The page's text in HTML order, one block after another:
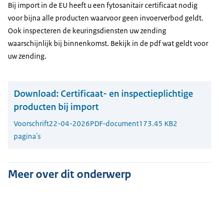
Bij import in de EU heeft u een fytosanitair certificaat nodig
voor bijna alle producten waarvoor geen invoerverbod geldt.
Ook inspecteren de keuringsdiensten uw zending
waarschijnlijk bij binnenkomst. Bekijk in de pdf wat geldt voor
uw zending.
Download: Certificaat- en inspectieplichtige
producten bij import
Voorschrift22-04-2026PDF-document173.45 KB2
pagina's
Meer over dit onderwerp